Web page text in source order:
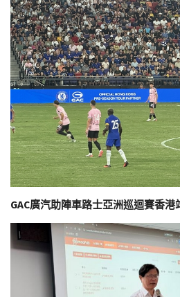
GAC廣汽助陣車路士亞洲巡迴賽香